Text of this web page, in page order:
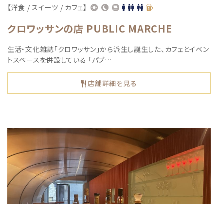
【洋食 / スイーツ / カフェ】
クロワッサンの店 PUBLIC MARCHE
生活・文化雑誌「クロワッサン」から派生し誕生した、カフェとイベン
トスペースを併設している 「パブ…
店舗詳細を見る